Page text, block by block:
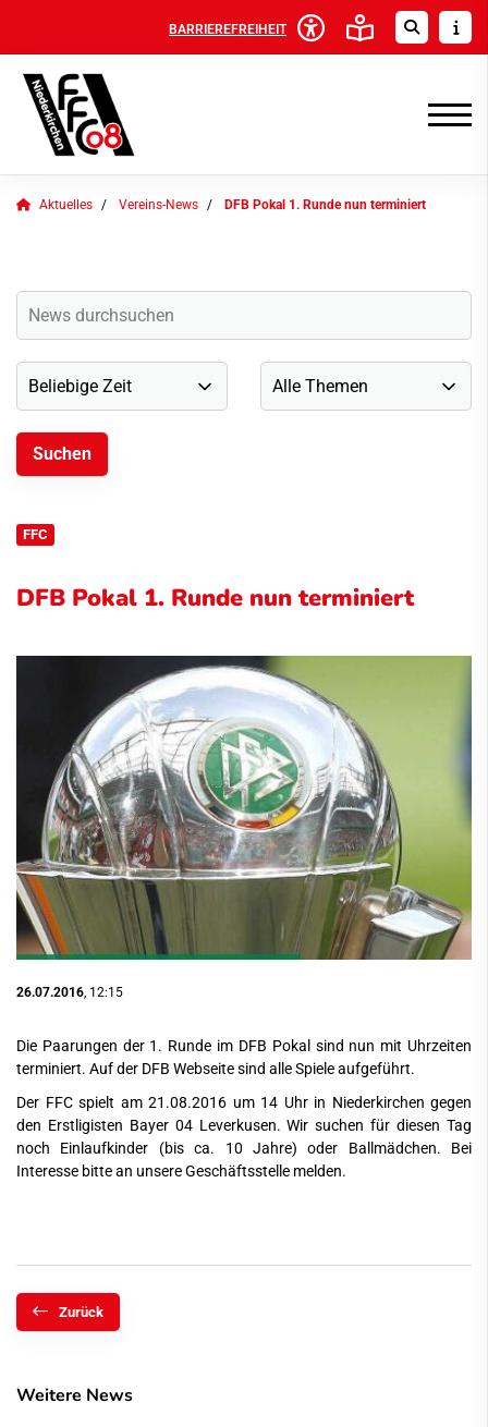
BARRIEREFREIHEIT
Aktuelles Vereins-News DFB Pokal 1. Runde nun terminiert
FFC
DFB Pokal 1. Runde nun terminiert
26.07.2016 , 12:15
Die Paarungen der 1. Runde im DFB Pokal sind nun mit Uhrzeiten
terminiert. Auf der DFB Webseitesind alle Spiele aufgeführt.
Der FFC spielt am 21.08.2016 um 14 Uhr in Niederkirchen gegen
den Erstligisten Bayer 04 Leverkusen. Wir suchen für diesen Tag
noch Einlaufkinder (bis ca. 10 Jahre) oder Ballmädchen. Bei
Interesse bitte an unsere Geschäftsstelle melden.
Zurück
Weitere News